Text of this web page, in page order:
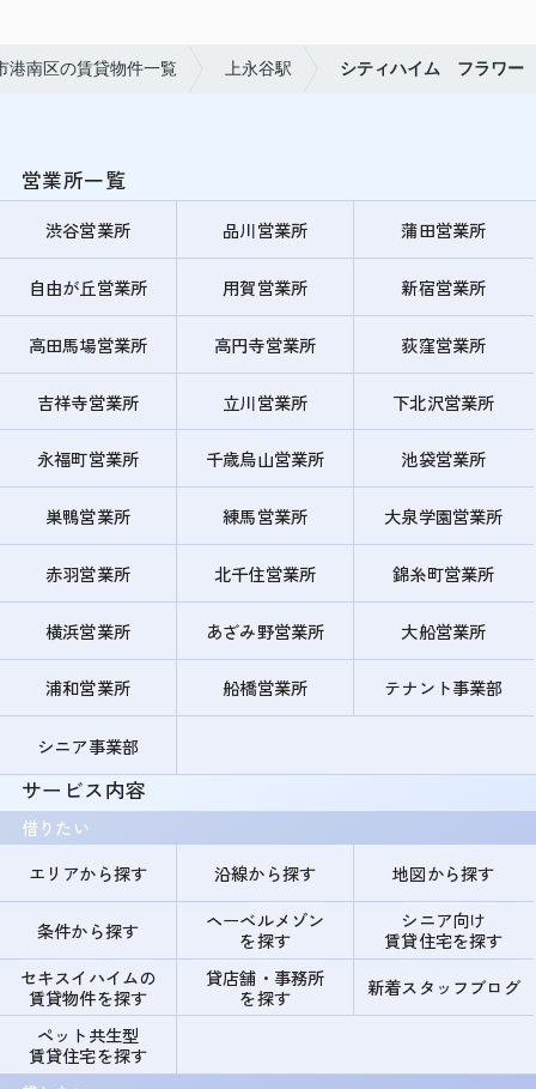
港南区の賃貸物件一覧 上永谷駅 シティハイム フラワー
営業所一覧
渋谷営業所 品川営業所 蒲田営業所
自由が丘営業所 用賀営業所 新宿営業所
高田馬場営業所 高円寺営業所 荻窪営業所
吉祥寺営業所 立川営業所 下北沢営業所
永福町営業所 千歳烏山営業所 池袋営業所
巣鴨営業所 練馬営業所 大泉学園営業所
赤羽営業所 北千住営業所 錦糸町営業所
横浜営業所 あざみ野営業所 大船営業所
浦和営業所 船橋営業所 テナント事業部
シニア事業部
サービス内容
借りたい
エリアから探す
沿線から探す 地図から探す
条件から探す
ヘーベルメゾン
を探す
シニア向け
賃貸住宅を探す
セキスイハイムの
賃貸物件を探す
貸店舗・事務所
を探す
新着スタッフブログ
ペット共生型
賃貸住宅を探す